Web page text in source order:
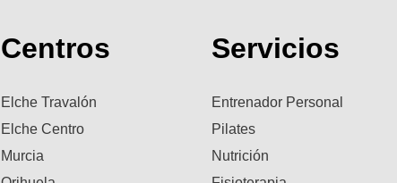
Centros
Elche Travalón
Elche Centro
Murcia
Servicios
Entrenador Personal
Pilates
Nutrición